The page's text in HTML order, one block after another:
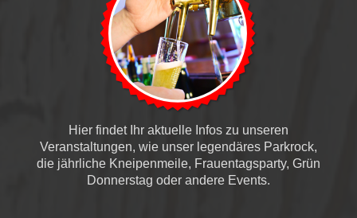
Hier findet Ihr aktuelle Infos zu unseren
Veranstaltungen, wie unser legendäres Parkrock,
die jährliche Kneipenmeile, Frauentagsparty, Grün
Donnerstag oder andere Events.